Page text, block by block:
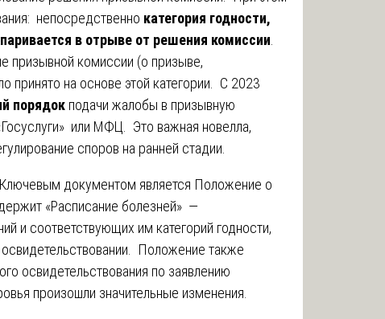
непосредственно категория годности,
в отрыве от решения комиссии
призывной комиссии (о призыве,
принято на основе этой категории. С 2023
порядок подачи жалобы в призывную
или МФЦ. Это важная новелла,
споров на ранней стадии.
документом является Положение о
«Расписание болезней» —
и соответствующих им категорий годности,
Положение также
освидетельствования по заявлению
произошли значительные изменения.